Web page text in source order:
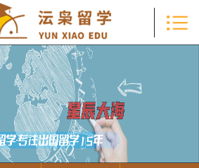
 首页
留学选择
院校列表
申请条件
留学费用
